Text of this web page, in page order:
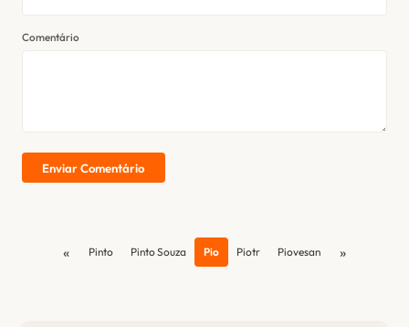
Comentário
Enviar Comentário
« Pinto Pinto Souza Pio Piotr Piovesan »